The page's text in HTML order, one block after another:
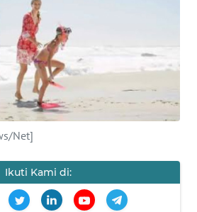
Net]
Ikuti Kami di: